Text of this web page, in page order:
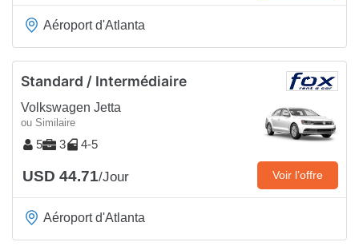
Aéroport d'Atlanta
Standard / Intermédiaire
Volkswagen Jetta
ou Similaire
5 3 4-5
USD 44.71/Jour Voir l’offre
Aéroport d'Atlanta